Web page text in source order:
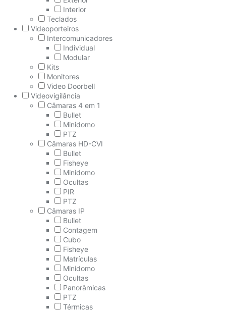
Interior
Teclados
Videoporteiros
Intercomunicadores
Individual
Modular
Kits
Monitores
Video Doorbell
Videovigilância
Câmaras 4 em 1
Bullet
Minidomo
PTZ
Câmaras HD-CVI
Bullet
Fisheye
Minidomo
Ocultas
PIR
PTZ
Câmaras IP
Bullet
Contagem
Cubo
Fisheye
Matrículas
Minidomo
Ocultas
Panorâmicas
PTZ
Térmicas